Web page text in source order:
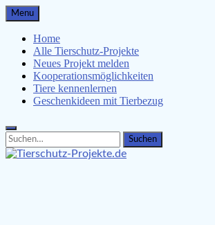
Skip
to
content
Menu
Home
Alle Tierschutz-Projekte
Neues Projekt melden
Kooperationsmöglichkeiten
Tiere kennenlernen
Geschenkideen mit Tierbezug
Search
for:
Search